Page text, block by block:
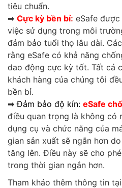
tiêu chuẩn.
➡ Cực kỳ bền bỉ: eSafe
việc sử dụng trong môi
đảm bảo tuổi thọ lâu dài.
rằng eSafe có khả năng
dao động cực kỳ tốt. Tất cả
khách hàng của chúng tôi
bền bỉ.
➡Đảm bảo độ kín: eSafe
điều quan trọng là không có
dụng cụ và chức năng của
gian sản xuất sẽ ngắn hơn
tăng lên. Điều này sẽ cho
trong thời gian ngắn hơn.
Tham khảo thêm thông tin